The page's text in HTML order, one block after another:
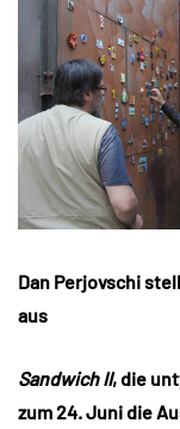
Dan Perjovschi
aus
Sandwich II, die
zum 24. Juni die